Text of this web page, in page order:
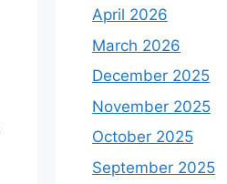
April 2026
March 2026
December 2025
November 2025
October 2025
September 2025